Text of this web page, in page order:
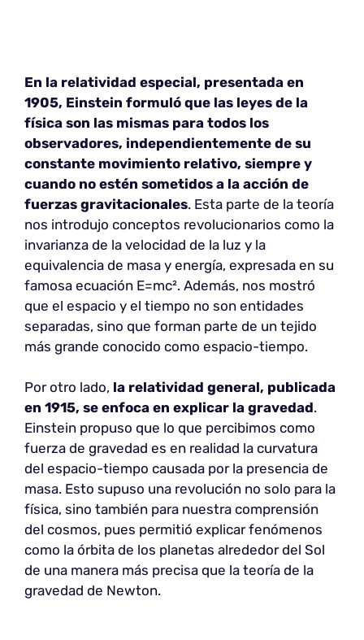
En la relatividad especial, presentada en
1905, Einstein formuló que las leyes de la
física son las mismas para todos los
observadores, independientemente de su
constante movimiento relativo, siempre y
cuando no estén sometidos a la acción de
fuerzas gravitacionales. Esta parte de la teoría
nos introdujo conceptos revolucionarios como la
invarianza de la velocidad de la luz y la
equivalencia de masa y energía, expresada en su
famosa ecuación E=mc². Además, nos mostró
que el espacio y el tiempo no son entidades
separadas, sino que forman parte de un tejido
más grande conocido como espacio-tiempo.
Por otro lado, la relatividad general, publicada
en 1915, se enfoca en explicar la gravedad.
Einstein propuso que lo que percibimos como
fuerza de gravedad es en realidad la curvatura
del espacio-tiempo causada por la presencia de
masa. Esto supuso una revolución no solo para la
física, sino también para nuestra comprensión
del cosmos, pues permitió explicar fenómenos
como la órbita de los planetas alrededor del Sol
de una manera más precisa que la teoría de la
gravedad de Newton.